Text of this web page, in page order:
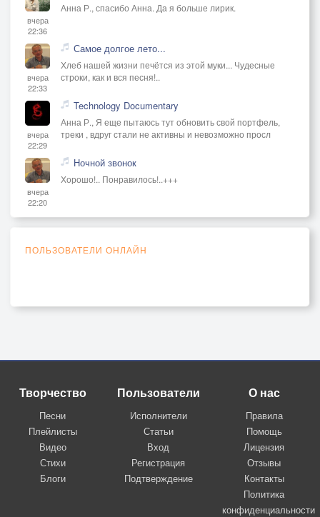
вчера
22:36
Анна Р., спасибо Анна. Да я больше лирик.
вчера
22:33
Самое долгое лето...
Хлеб нашей жизни печётся из этой муки... Чудесные
строки, как и вся песня!..
вчера
22:29
Technology Documentary
Анна Р., Я еще пытаюсь тут обновить свой портфель,
треки , вдруг стали не активны и невозможно просл
вчера
22:20
Ночной звонок
Хорошо!.. Понравилось!..+++
ПОЛЬЗОВАТЕЛИ ОНЛАЙН
Творчество
Песни
Плейлисты
Видео
Стихи
Блоги
Пользователи
Исполнители
Статьи
Вход
Регистрация
Подтверждение
О нас
Правила
Помощь
Лицензия
Отзывы
Контакты
Политика
конфиденциальности